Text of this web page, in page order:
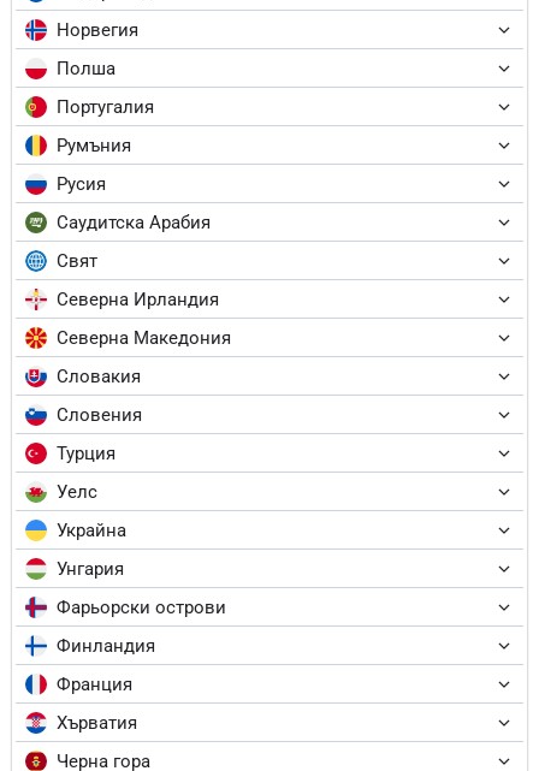
Норвегия
Полша
Португалия
Румъния
Русия
Саудитска Арабия
Свят
Северна Ирландия
Северна Македония
Словакия
Словения
Турция
Уелс
Украйна
Унгария
Фарьорски острови
Финландия
Франция
Хърватия
Черна гора